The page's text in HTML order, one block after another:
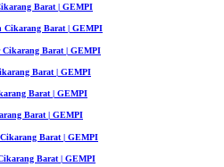
Barat | GEMPI
Cikarang Barat | GEMPI
Cikarang Barat | GEMPI
Barat | GEMPI
Barat | GEMPI
Barat | GEMPI
Barat | GEMPI
Barat | GEMPI